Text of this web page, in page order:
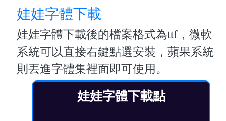
娃娃字體下載
娃娃字體下載後的檔案格式為ttf，微軟
系統可以直接右鍵點選安裝，蘋果系統
則丟進字體集裡面即可使用。
娃娃字體下載點